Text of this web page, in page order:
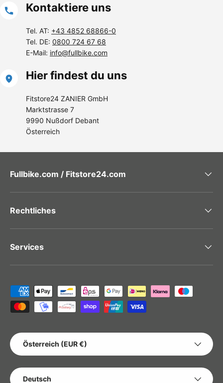
Kontaktiere uns
Tel. AT: +43 4852 68866-0
Tel. DE: 0800 724 67 68
E-Mail: info@fullbike.com
Hier findest du uns
Fitstore24 ZANIER GmbH
Marktstrasse 7
9990 Nußdorf Debant
Österreich
Fullbike.com / Fitstore24.com
Rechtliches
Services
Zahlungsmethoden
LAND/REGION
Österreich (EUR €)
SPRACHE
Deutsch